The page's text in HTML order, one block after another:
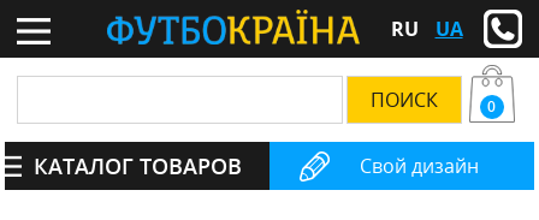
RU UA
Свой дизайн
0
КАТАЛОГ ТОВАРОВ